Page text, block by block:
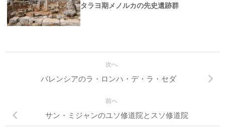
タラヨ期メノルカの先史遺跡群
次へ
バレンシアのラ・ロンハ・デ・ラ・セダ
前へ
サン・ミジャンのユソ修道院とスソ修道院